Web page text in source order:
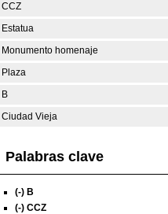
CCZ
Estatua
Monumento homenaje
Plaza
B
Ciudad Vieja
Palabras clave
(-) B
(-) CCZ